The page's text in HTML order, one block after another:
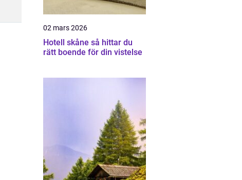
02 mars 2026
Hotell skåne så hittar du
rätt boende för din vistelse